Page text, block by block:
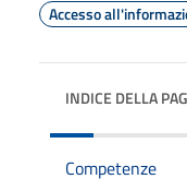
Accesso
INDICE DELLA
Competenze